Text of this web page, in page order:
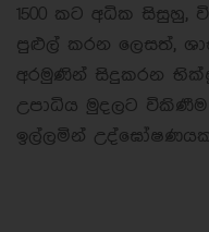
1500 කට අධික සිසුහු,
පුළුල් කරන ලෙසත්,
අරමුණින් සිදුකරන
උපාධිය මුදලට
ඉල්ලමින්